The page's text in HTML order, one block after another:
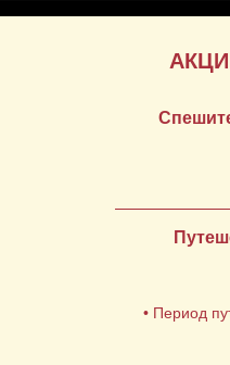
• Период